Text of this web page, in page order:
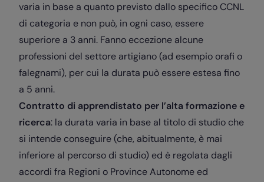
varia in base a quanto previsto dallo specifico CCNL
di categoria e non può, in ogni caso, essere
superiore a 3 anni. Fanno eccezione alcune
professioni del settore artigiano (ad esempio orafi o
falegnami), per cui la durata può essere estesa fino
a 5 anni.
Contratto di apprendistato per l’alta formazione e
ricerca: la durata varia in base al titolo di studio che
si intende conseguire (che, abitualmente, è mai
inferiore al percorso di studio) ed è regolata dagli
accordi fra Regioni o Province Autonome ed